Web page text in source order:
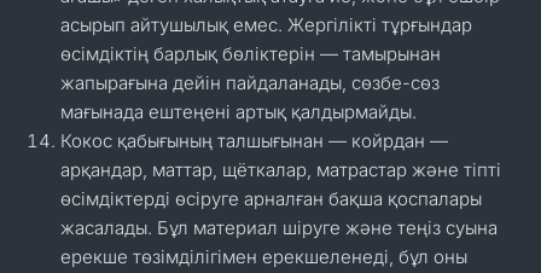
асырып айтушылық емес. Жергілікті тұрғындар
өсімдіктің барлық бөліктерін — тамырынан
жапырағына дейін пайдаланады, сөзбе-сөз
мағынада ештеңені артық қалдырмайды.
Кокос қабығының талшығынан — койрдан —
арқандар, маттар, щёткалар, матрастар және тіпті
өсімдіктерді өсіруге арналған бақша қоспалары
жасалады. Бұл материал шіруге және теңіз суына
ерекше төзімділігімен ерекшеленеді, бұл оны